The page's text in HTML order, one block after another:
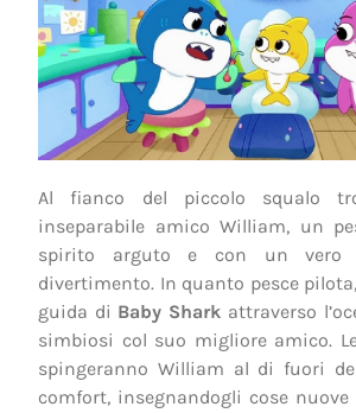
Al fianco del piccolo squalo
inseparabile amico William, un
spirito arguto e con un vero
divertimento. In quanto pesce
guida di Baby Shark attraverso
simbiosi col suo migliore amico.
spingeranno William al di fuori
comfort, insegnandogli cose nuove